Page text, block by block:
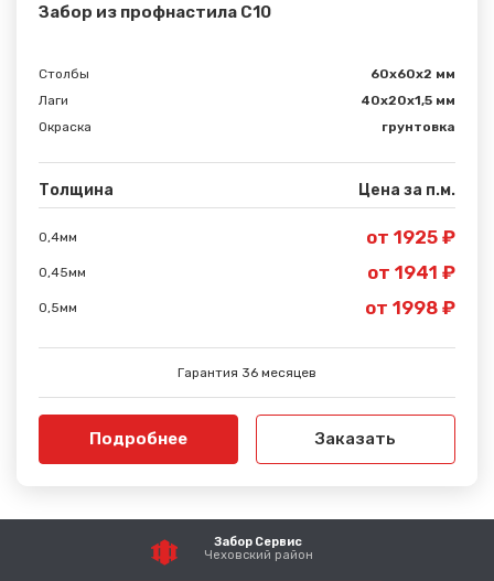
Забор из профнастила С10
Столбы
60х60х2 мм
Лаги
40х20х1,5 мм
Окраска
грунтовка
Толщина Цена за п.м.
0,4мм от 1925 ₽
0,45мм от 1941 ₽
0,5мм от 1998 ₽
Гарантия 36 месяцев
Подробнее Заказать
Забор Сервис
Чеховский район